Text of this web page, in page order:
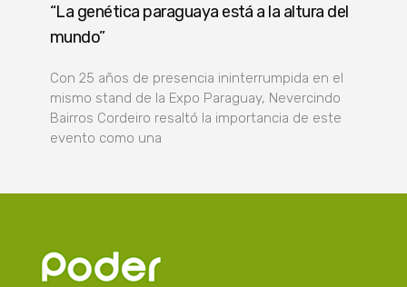
“La genética paraguaya está a la altura del
mundo”
Con 25 años de presencia ininterrumpida en el
mismo stand de la Expo Paraguay, Nevercindo
Bairros Cordeiro resaltó la importancia de este
evento como una